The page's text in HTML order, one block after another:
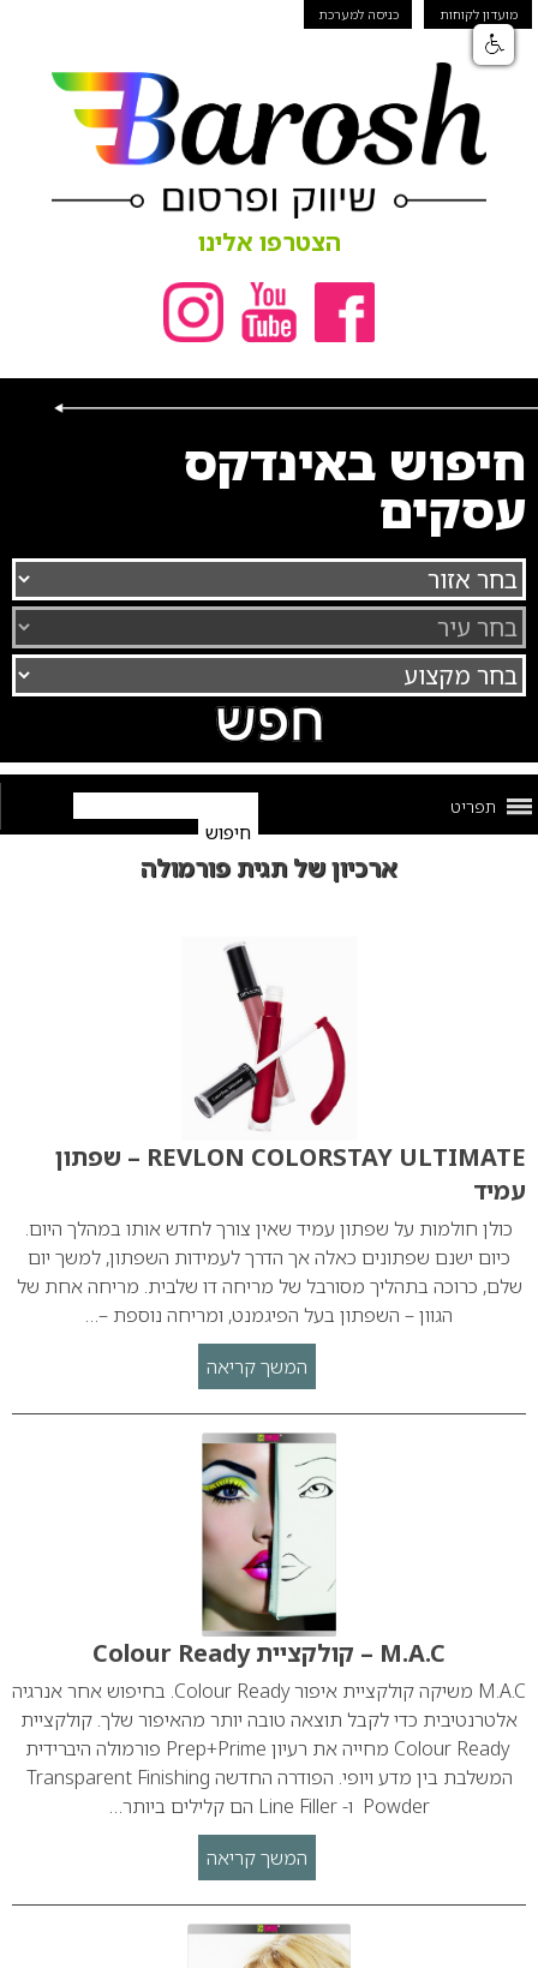
מועדון לקוחות כניסה למערכת
הצטרפו אלינו
חיפוש באינדקס
עסקים
תפריט
ארכיון של תגית פורמולה
REVLON COLORSTAY ULTIMATE – שפתון
עמיד
כולן חולמות על שפתון עמיד שאין צורך לחדש אותו במהלך היום.
כיום ישנם שפתונים כאלה אך הדרך לעמידות השפתון, למשך יום
שלם, כרוכה בתהליך מסורבל של מריחה דו שלבית. מריחה אחת של
הגוון – השפתון בעל הפיגמנט, ומריחה נוספת –…
המשך קריאה
M.A.C – קולקציית Colour Ready
M.A.C משיקה קולקציית איפור Colour Ready. בחיפוש אחר אנרגיה
אלטרנטיבית כדי לקבל תוצאה טובה יותר מהאיפור שלך. קולקציית
Colour Ready מחייה את רעיון Prep+Prime פורמולה היברידית
המשלבת בין מדע ויופי. הפודרה החדשה Transparent Finishing
Powder ו- Line Filler הם קלילים ביותר…
המשך קריאה